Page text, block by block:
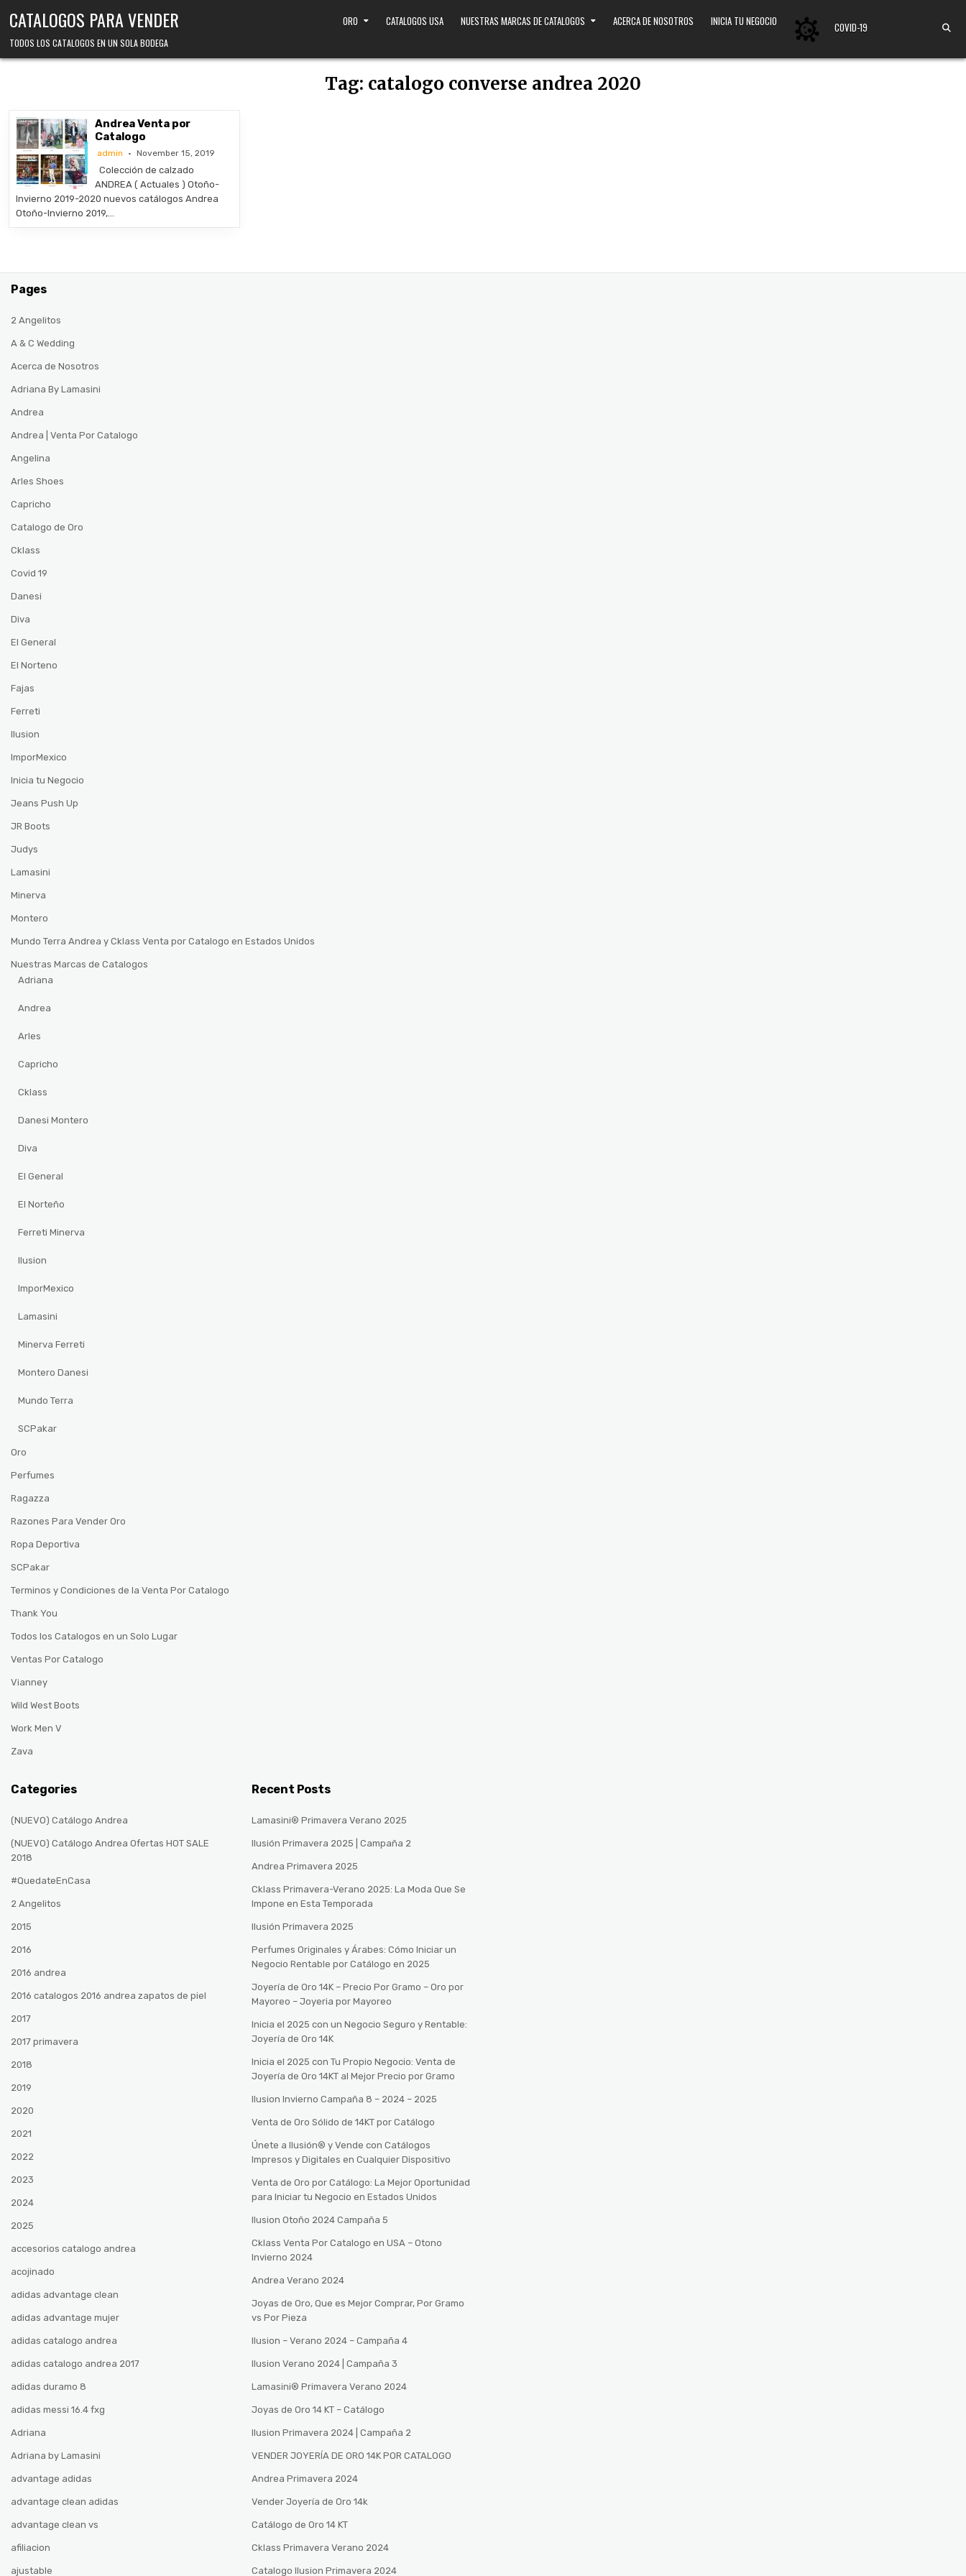
CATALOGOS PARA VENDER
TODOS LOS CATALOGOS EN UN SOLA BODEGA
ORO CATALOGOS USA NUESTRAS MARCAS DE CATALOGOS ACERCA DE NOSOTROS INICIA TU NEGOCIO COVID-19
Tag: catalogo converse andrea 2020
Andrea Venta por
Catalogo
admin November 15, 2019
Colección de calzado
ANDREA ( Actuales ) Otoño-
Invierno 2019-2020 nuevos catálogos Andrea
Otoño-Invierno 2019,…
Pages
2 Angelitos
A & C Wedding
Acerca de Nosotros
Adriana By Lamasini
Andrea
Andrea | Venta Por Catalogo
Angelina
Arles Shoes
Capricho
Catalogo de Oro
Cklass
Covid 19
Danesi
Diva
El General
El Norteno
Fajas
Ferreti
Ilusion
ImporMexico
Inicia tu Negocio
Jeans Push Up
JR Boots
Judys
Lamasini
Minerva
Montero
Mundo Terra Andrea y Cklass Venta por Catalogo en Estados Unidos
Nuestras Marcas de Catalogos
Adriana
Andrea
Arles
Capricho
Cklass
Danesi Montero
Diva
El General
El Norteño
Ferreti Minerva
Ilusion
ImporMexico
Lamasini
Minerva Ferreti
Montero Danesi
Mundo Terra
SCPakar
Oro
Perfumes
Ragazza
Razones Para Vender Oro
Ropa Deportiva
SCPakar
Terminos y Condiciones de la Venta Por Catalogo
Thank You
Todos los Catalogos en un Solo Lugar
Ventas Por Catalogo
Vianney
Wild West Boots
Work Men V
Zava
Categories
(NUEVO) Catálogo Andrea
(NUEVO) Catálogo Andrea Ofertas HOT SALE
2018
#QuedateEnCasa
2 Angelitos
2015
2016
2016 andrea
2016 catalogos 2016 andrea zapatos de piel
2017
2017 primavera
2018
2019
2020
2021
2022
2023
2024
2025
accesorios catalogo andrea
acojinado
adidas advantage clean
adidas advantage mujer
adidas catalogo andrea
adidas catalogo andrea 2017
adidas duramo 8
adidas messi 16.4 fxg
Adriana
Adriana by Lamasini
advantage adidas
advantage clean adidas
advantage clean vs
afiliacion
ajustable
Recent Posts
Lamasini® Primavera Verano 2025
Ilusión Primavera 2025 | Campaña 2
Andrea Primavera 2025
Cklass Primavera-Verano 2025: La Moda Que Se
Impone en Esta Temporada
Ilusión Primavera 2025
Perfumes Originales y Árabes: Cómo Iniciar un
Negocio Rentable por Catálogo en 2025
Joyería de Oro 14K – Precio Por Gramo – Oro por
Mayoreo – Joyeria por Mayoreo
Inicia el 2025 con un Negocio Seguro y Rentable:
Joyería de Oro 14K
Inicia el 2025 con Tu Propio Negocio: Venta de
Joyería de Oro 14KT al Mejor Precio por Gramo
Ilusion Invierno Campaña 8 – 2024 – 2025
Venta de Oro Sólido de 14KT por Catálogo
Únete a Ilusión® y Vende con Catálogos
Impresos y Digitales en Cualquier Dispositivo
Venta de Oro por Catálogo: La Mejor Oportunidad
para Iniciar tu Negocio en Estados Unidos
Ilusion Otoño 2024 Campaña 5
Cklass Venta Por Catalogo en USA – Otono
Invierno 2024
Andrea Verano 2024
Joyas de Oro, Que es Mejor Comprar, Por Gramo
vs Por Pieza
Ilusion – Verano 2024 – Campaña 4
Ilusion Verano 2024 | Campaña 3
Lamasini®️ Primavera Verano 2024
Joyas de Oro 14 KT – Catálogo
Ilusion Primavera 2024 | Campaña 2
VENDER JOYERÍA DE ORO 14K POR CATALOGO
Andrea Primavera 2024
Vender Joyería de Oro 14k
Catálogo de Oro 14 KT
Cklass Primavera Verano 2024
Catalogo Ilusion Primavera 2024